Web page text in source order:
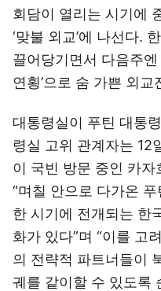
회담이 열리는 시기에
‘맞불 외교’에 나선다.
끌어당기면서 다음주엔
연횡’으로 숨 가쁜 외
대통령실이 푸틴 대통
령실 고위 관계자는 12
이 국빈 방문 중인 카
“며칠 안으로 다가온
한 시기에 전개되는 한
화가 있다”며 “이를 고
의 전략적 파트너들이
궤를 같이할 수 있도록